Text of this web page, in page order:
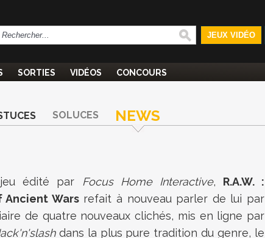
JEUX VIDÉO
SORTIES VIDÉOS CONCOURS
SOLUCES NEWS
édité par Focus Home Interactive, R.A.W. :
Ancient Warsrefait à nouveau parler de lui par
de quatre nouveaux clichés, mis en ligne par
dans la plus pure tradition du genre, le